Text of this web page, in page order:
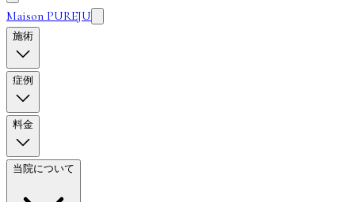
Maison PUREJU
施術
症例
料金
当院について